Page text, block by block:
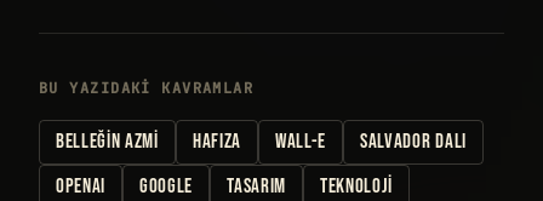
BU YAZIDAKI KAVRAMLAR
BELLEĞIN AZMI HAFIZA WALL-E
SALVADOR DALI
OPENAI
GOOGLE TASARIM TEKNOLOJI